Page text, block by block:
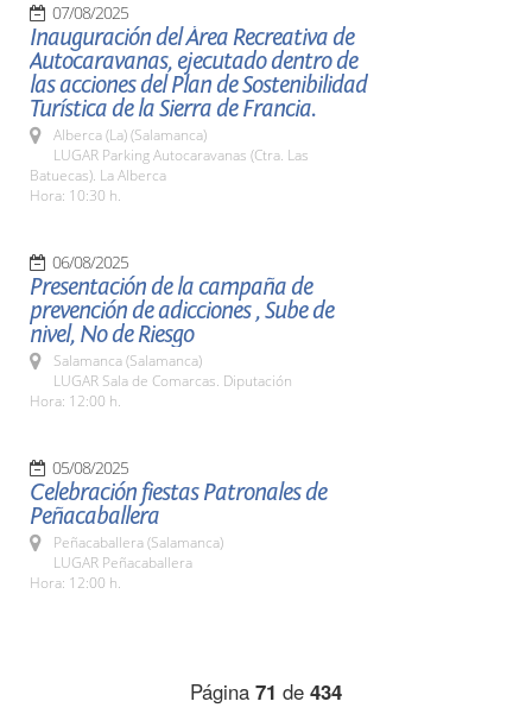
07/08/2025
Inauguración del Área Recreativa de
Autocaravanas, ejecutado dentro de
las acciones del Plan de Sostenibilidad
Turística de la Sierra de Francia.
Alberca (La) (Salamanca)
LUGAR Parking Autocaravanas (Ctra. Las
Batuecas). La Alberca
Hora: 10:30 h.
06/08/2025
Presentación de la campaña de
prevención de adicciones , Sube de
nivel, No de Riesgo
Salamanca (Salamanca)
LUGAR Sala de Comarcas. Diputación
Hora: 12:00 h.
05/08/2025
Celebración fiestas Patronales de
Peñacaballera
Peñacaballera (Salamanca)
LUGAR Peñacaballera
Hora: 12:00 h.
Página 71 de 434